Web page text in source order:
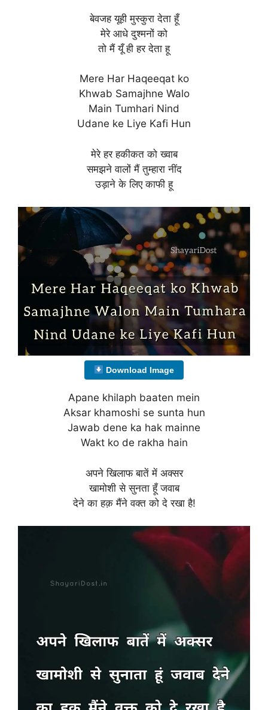
बेवजह यूही मुस्कुरा देता हूँ
मेरे आधे दुश्मनों को
तो मैं यूँ ही हर देता हू
Mere Har Haqeeqat ko
Khwab Samajhne Walo
Main Tumhari Nind
Udane ke Liye Kafi Hun
मेरे हर हकीकत को ख्वाब
समझने वालों मैं तुम्हारा नींद
उड़ाने के लिए काफी हू
Download Image
Apane khilaph baaten mein
Aksar khamoshi se sunta hun
Jawab dene ka hak mainne
Wakt ko de rakha hain
अपने खिलाफ बातें में अक्सर
खामोशी से सुनता हूँ जवाब
देने का हक़ मैंने वक्त को दे रखा है!